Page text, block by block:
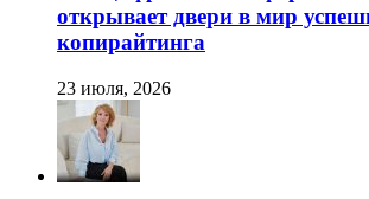
открывает двери в мир
копирайтинга
23 июля, 2026